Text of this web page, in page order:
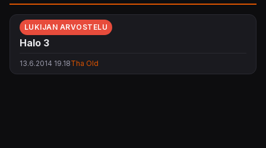
LUKIJAN ARVOSTELU
Halo 3
13.6.2014 19.18Tha Old